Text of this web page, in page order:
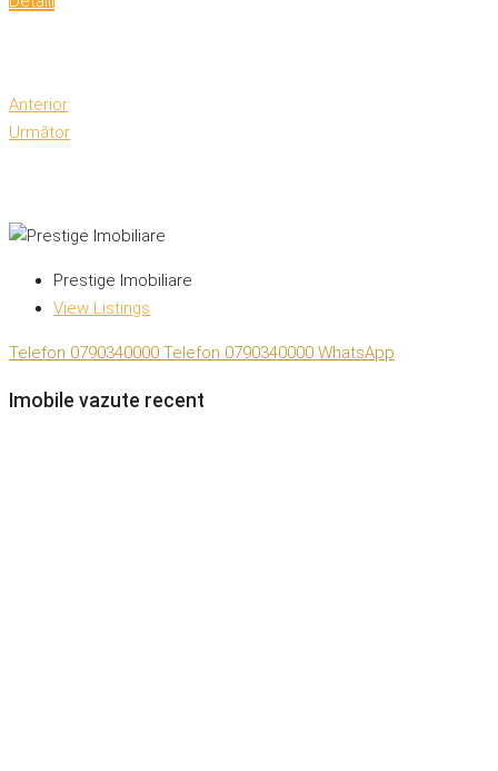
Anterior
Următor
Prestige Imobiliare
View Listings
Telefon 0790340000 Telefon 0790340000 WhatsApp
Imobile vazute recent